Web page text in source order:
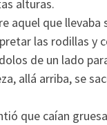
alturas.
aquel que llevaba
las rodillas y
de un lado
allá arriba, se
que caían